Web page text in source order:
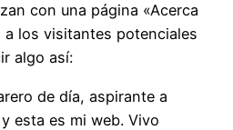
con una página «Acerca
a los visitantes potenciales
algo así:
de día, aspirante a
esta es mi web. Vivo